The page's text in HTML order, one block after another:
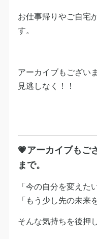
お仕事帰りやご自宅
す。
アーカイブもござい
見逃しなく！！
💗アーカイブもご
まで。
「今の自分を変えたい
「もう少し先の未来
そんな気持ちを後押